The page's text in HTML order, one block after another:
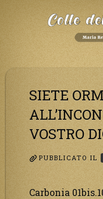
SIETE
VOSTRO
PUBBLICATO IL
Carbonia